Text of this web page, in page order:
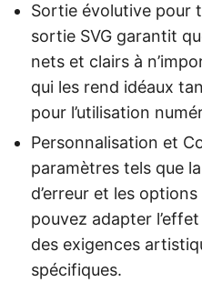
Sortie évolutive pour
sortie SVG garantit
nets et clairs à
qui les rend idéaux
pour l’utilisation
Personnalisation et
paramètres tels que
d’erreur et les
pouvez adapter
des exigences
spécifiques.